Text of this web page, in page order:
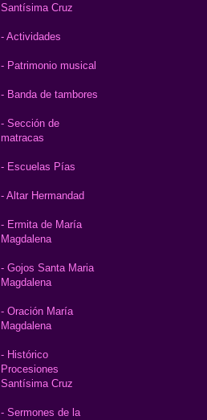
Santísima Cruz
- Actividades
- Patrimonio musical
- Banda de tambores
- Sección de
matracas
- Escuelas Pías
- Altar Hermandad
- Ermita de María
Magdalena
- Gojos Santa Maria
Magdalena
- Oración María
Magdalena
- Histórico
Procesiones
Santísima Cruz
- Sermones de la